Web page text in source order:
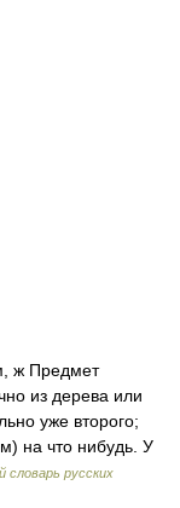
ж Предмет
из дерева или
уже второго;
на что нибудь. У
словарь русских